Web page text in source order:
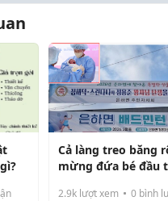
Cả làng treo băng
mừng đứa bé đầu
2.9k lượt xem 0 bình